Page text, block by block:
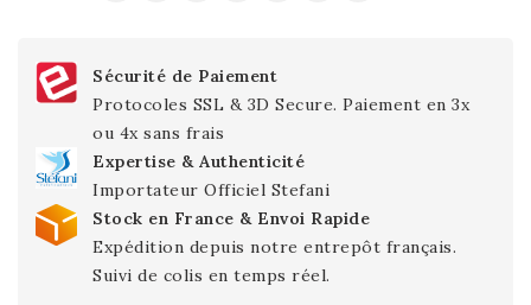
Sécurité de Paiement
Protocoles SSL & 3D Secure. Paiement en 3x
ou 4x sans frais
Expertise & Authenticité
Importateur Officiel Stefani
Stock en France & Envoi Rapide
Expédition depuis notre entrepôt français.
Suivi de colis en temps réel.